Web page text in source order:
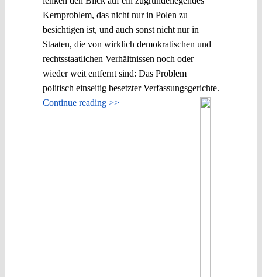
Kernproblem, das nicht nur in Polen zu
besichtigen ist, und auch sonst nicht nur in
Staaten, die von wirklich demokratischen und
rechtsstaatlichen Verhältnissen noch oder
wieder weit entfernt sind: Das Problem
politisch einseitig besetzter Verfassungsgerichte.
Continue reading >>